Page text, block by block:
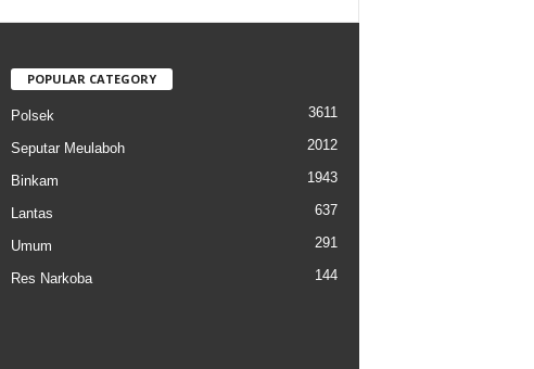
POPULAR CATEGORY
Polsek 3611
Seputar Meulaboh 2012
Binkam 1943
Lantas 637
Umum 291
Res Narkoba 144